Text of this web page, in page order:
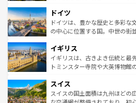
の城塞都市、穏やかなビーチリ
せる。地方によって風土や気候
性で訪れ
で、幅広い魅力が詰まっている
聖堂、美しいビーチ、そして豊
から魅了する。また、フランス
いる。シャンパンの発祥地であ
香り高いラベンダー畑など、多
らに、パリ以外の地域にも魅力
れる地方に足を運ぶとそれぞれ
きるだろう。 なお、新着
を参照してほしい。
ドイツ
ドイツは、豊かな歴史と多彩な
の中心に位置する国。中世の街
顔を持つこの国は、どこを歩い
ルリンの文化的活気、バイエル
してライン川沿いのワイン畑と
は、お酒好きな人にはぜひ体験してほしい
ドイツ情報はコンテンツ一覧を
イギリス
イギリスは、古きよき伝統と最
トミンスター寺院や大英博物館
リアごとに異なる魅力がある。
ティー、ビール好きにはたまら
戦など、本場だからこそできる
スイス
スイスの国土面積は九州ほどの